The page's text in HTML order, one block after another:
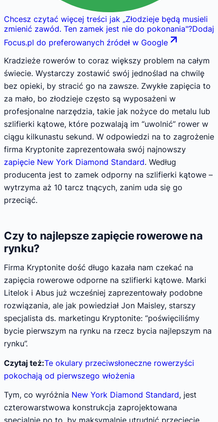
Chcesz czytać więcej treści jak „Złodzieje będą musieli
zmienić zawód. Ten zamek jest nie do pokonania"?Dodaj
Focus.pl do preferowanych źródeł w Google
Kradzieże rowerów to coraz większy problem na całym
świecie. Wystarczy zostawić swój jednoślad na chwilę
bez opieki, by stracić go na zawsze. Zwykłe zapięcia to
za mało, bo złodzieje często są wyposażeni w
profesjonalne narzędzia, takie jak nożyce do metalu lub
szlifierki kątowe, które pozwalają im “uwolnić” rower w
ciągu kilkunastu sekund. W odpowiedzi na to zagrożenie
firma Kryptonite zaprezentowała swój najnowszy
zapięcie New York Diamond Standard. Według
producenta jest to zamek odporny na szlifierki kątowe –
wytrzyma aż 10 tarcz tnących, zanim uda się go
przeciąć.
Czy to najlepsze zapięcie rowerowe na
rynku?
Firma Kryptonite dość długo kazała nam czekać na
zapięcia rowerowe odporne na szlifierki kątowe. Marki
Litelok i Abus już wcześniej zaprezentowały podobne
rozwiązania, ale jak powiedział Jon Maisley, starszy
specjalista ds. marketingu Kryptonite: “poświęciliśmy
bycie pierwszym na rynku na rzecz bycia najlepszym na
rynku”.
Czytaj też:Te okulary przeciwsłoneczne rowerzyści
pokochają od pierwszego włożenia
Tym, co wyróżnia New York Diamond Standard, jest
czterowarstwowa konstrukcja zaprojektowana